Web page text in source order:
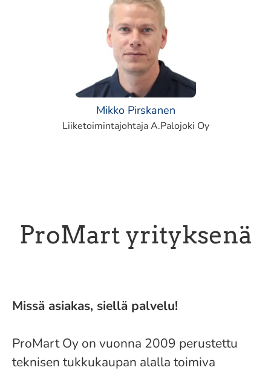
Mikko Pirskanen
Liiketoimintajohtaja A.Palojoki Oy
ProMart yrityksenä
Missä asiakas, siellä palvelu!
ProMart Oy on vuonna 2009 perustettu
teknisen tukkukaupan alalla toimiva